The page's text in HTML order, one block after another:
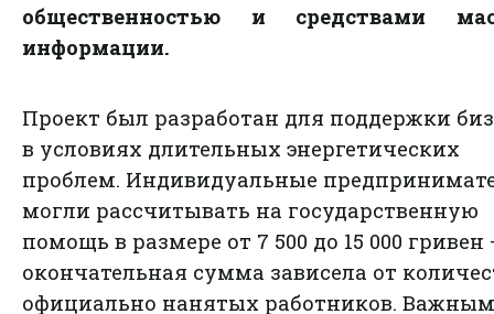
общественностью и средствами
информации.
Проект был разработан для поддержки
в условиях длительных энергетических
проблем. Индивидуальные
могли рассчитывать на государственную
помощь в размере от 7 500 до 15 000 гривен
окончательная сумма зависела от
официально нанятых работников. Важным